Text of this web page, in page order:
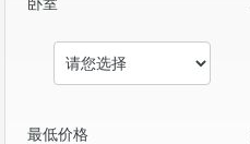
最低价格